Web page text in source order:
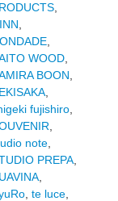
,
,
WOOD,
BOON
,
fujishiro,
note,
PREPA,
,
, te luce,